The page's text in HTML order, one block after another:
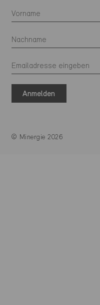
Anmelden
© Minergie 2026